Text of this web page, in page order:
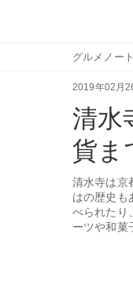
グルメノート
2019年02月
清水
貨ま
清水寺は京
はの歴史も
べられたり
ーツや和菓